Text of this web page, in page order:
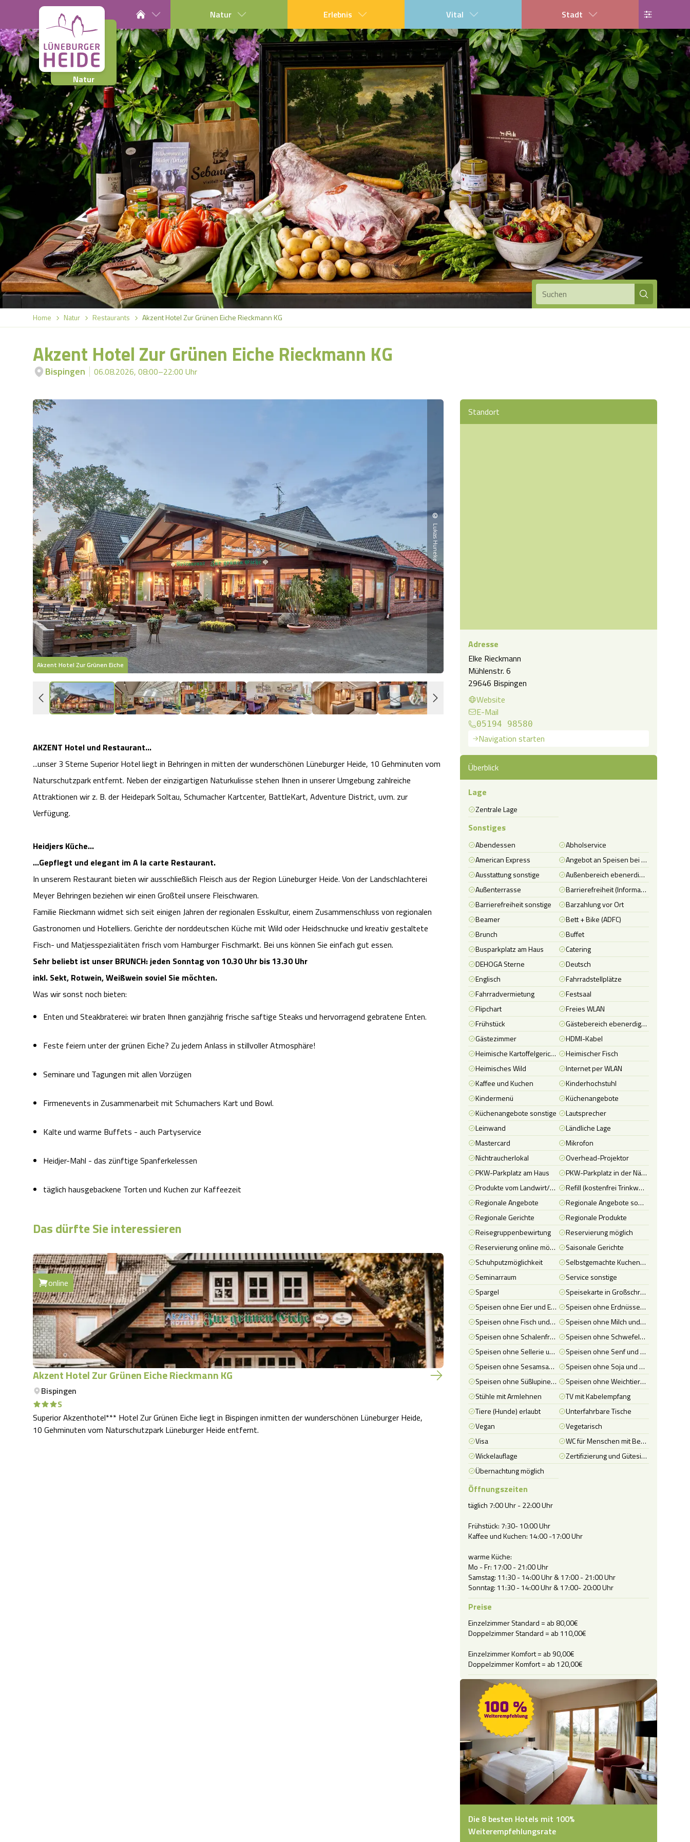
Natur
Natur Erlebnis Vital Stadt
Suchen
Home Natur Restaurants Akzent Hotel Zur Grünen Eiche Rieckmann KG
Akzent Hotel Zur Grünen Eiche Rieckmann KG
Bispingen 06.08.2026, 08:00–22:00 Uhr
Akzent Hotel Zur Grünen Eiche
©
Lukas Huneke
AKZENT Hotel und Restaurant...
...unser 3 Sterne Superior Hotel liegt in Behringen in mitten der wunderschönen Lüneburger Heide, 10 Gehminuten vom
Naturschutzpark entfernt. Neben der einzigartigen Naturkulisse stehen Ihnen in unserer Umgebung zahlreiche
Attraktionen wir z. B. der Heidepark Soltau, Schumacher Kartcenter, BattleKart, Adventure District, uvm. zur
Verfügung.
Heidjers Küche...
...Gepflegt und elegant im A la carte Restaurant.
In unserem Restaurant bieten wir ausschließlich Fleisch aus der Region Lüneburger Heide. Von der Landschlachterei
Meyer Behringen beziehen wir einen Großteil unsere Fleischwaren.
Familie Rieckmann widmet sich seit einigen Jahren der regionalen Esskultur, einem Zusammenschluss von regionalen
Gastronomen und Hotelliers. Gerichte der norddeutschen Küche mit Wild oder Heidschnucke und kreativ gestaltete
Fisch- und Matjesspezialitäten frisch vom Hamburger Fischmarkt. Bei uns können Sie einfach gut essen.
Sehr beliebt ist unser BRUNCH: jeden Sonntag von 10.30 Uhr bis 13.30 Uhr
inkl. Sekt, Rotwein, Weißwein soviel Sie möchten.
Was wir sonst noch bieten:
Enten und Steakbraterei: wir braten Ihnen ganzjährig frische saftige Steaks und hervorragend gebratene Enten.
Feste feiern unter der grünen Eiche? Zu jedem Anlass in stillvoller Atmosphäre!
Seminare und Tagungen mit allen Vorzügen
Firmenevents in Zusammenarbeit mit Schumachers Kart und Bowl.
Kalte und warme Buffets - auch Partyservice
Heidjer-Mahl - das zünftige Spanferkelessen
täglich hausgebackene Torten und Kuchen zur Kaffeezeit
Das dürfte Sie interessieren
online
Akzent Hotel Zur Grünen Eiche Rieckmann KG
Bispingen
S
Superior Akzenthotel*** Hotel Zur Grünen Eiche liegt in Bispingen inmitten der wunderschönen Lüneburger Heide,
10 Gehminuten vom Naturschutzpark Lüneburger Heide entfernt.
Standort
Adresse
Elke Rieckmann
Mühlenstr. 6
29646 Bispingen
Website
E-Mail
05194 98580
Navigation starten
Überblick
Lage
Zentrale Lage
Sonstiges
Abendessen
Abholservice
American Express
Angebot an Speisen bei Allergien, Unverträglichkeiten und für spezielle Ernährung
Ausstattung sonstige
Außenbereich ebenerdig zugänglich (ggf. über Aufzug/Rampen)
Außenterrasse
Barrierefreiheit (Information)
Barrierefreiheit sonstige
Barzahlung vor Ort
Beamer
Bett + Bike (ADFC)
Brunch
Buffet
Busparkplatz am Haus
Catering
DEHOGA Sterne
Deutsch
Englisch
Fahrradstellplätze
Fahrradvermietung
Festsaal
Flipchart
Freies WLAN
Frühstück
Gästebereich ebenerdig zugänglich (ggf. über Aufzug/Rampen)
Gästezimmer
HDMI-Kabel
Heimische Kartoffelgerichte
Heimischer Fisch
Heimisches Wild
Internet per WLAN
Kaffee und Kuchen
Kinderhochstuhl
Kindermenü
Küchenangebote
Küchenangebote sonstige
Lautsprecher
Leinwand
Ländliche Lage
Mastercard
Mikrofon
Nichtraucherlokal
Overhead-Projektor
PKW-Parkplatz am Haus
PKW-Parkplatz in der Nähe (öffentlich, max. 500 Meter)
Produkte vom Landwirt/Direktvermarkter
Refill (kostenfrei Trinkwasser)
Regionale Angebote
Regionale Angebote sonstige
Regionale Gerichte
Regionale Produkte
Reisegruppenbewirtung
Reservierung möglich
Reservierung online möglich
Saisonale Gerichte
Schuhputzmöglichkeit
Selbstgemachte Kuchen bzw. Torten
Seminarraum
Service sonstige
Spargel
Speisekarte in Großschrift, Brailleschrift oder mit Bildern der Speisen
Speisen ohne Eier und Eiererzeugnisse
Speisen ohne Erdnüsse und Erdnusserzeugnisse
Speisen ohne Fisch und Fischerzeugnisse
Speisen ohne Milch und Milcherzeugnisse (einschließlich Laktose)
Speisen ohne Schalenfrüchte, namentlich Mandel, Haselnuss, Walnuss, Kaschunuss, Pecannuss, Paranuss, Pistazie, Macadamianuss/Queenslandnuss sowie daraus hergestellte Erzeugnisse
Speisen ohne Schwefeldioxid und Sulfite (bei einer Konzentration von mind. 10 mg/kg oder Liter)
Speisen ohne Sellerie und Sellerieerzeugnisse
Speisen ohne Senf und Senferzeugnisse
Speisen ohne Sesamsamen und Sesamsamenerzeugnisse
Speisen ohne Soja und Sojaerzeugnisse
Speisen ohne Süßlupinen und Süßlupinenerzeugnisse
Speisen ohne Weichtiere (Mollusken, Schnecken, Tintenfische, Muscheln und Austern) und Weichtiererzeugnisse
Stühle mit Armlehnen
TV mit Kabelempfang
Tiere (Hunde) erlaubt
Unterfahrbare Tische
Vegan
Vegetarisch
Visa
WC für Menschen mit Behinderung
Wickelauflage
Zertifizierung und Gütesiegel - Gastgeber
Übernachtung möglich
Öffnungszeiten
täglich 7:00 Uhr - 22:00 Uhr
Frühstück: 7:30- 10:00 Uhr
Kaffee und Kuchen: 14:00 -17:00 Uhr
warme Küche:
Mo - Fr: 17:00 - 21:00 Uhr
Samstag: 11:30 - 14:00 Uhr & 17:00 - 21:00 Uhr
Sonntag: 11:30 - 14:00 Uhr & 17:00- 20:00 Uhr
Preise
Einzelzimmer Standard = ab 80,00€
Doppelzimmer Standard = ab 110,00€
Einzelzimmer Komfort = ab 90,00€
Doppelzimmer Komfort = ab 120,00€
Die 8 besten Hotels mit 100%
Weiterempfehlungsrate